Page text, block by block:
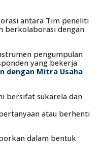
antara Tim peneliti
berkolaborasi dengan
pengumpulan
yang bekerja
dengan Mitra Usaha
bersifat sukarela dan
atau berhenti
dalam bentuk